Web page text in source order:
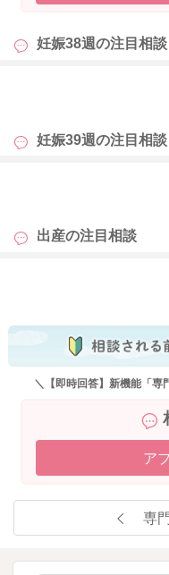
妊娠38週の注目相談
妊娠39週の注目相談
出産の注目相談
＼【即時回答】新機能「専
ア
専